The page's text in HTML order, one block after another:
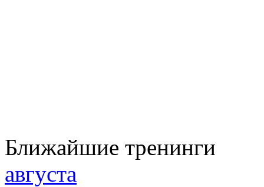
Ближайшие тренинги
августа